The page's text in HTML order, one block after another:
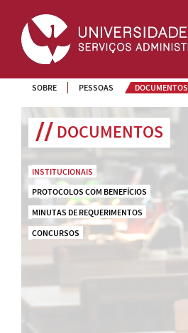
SOBRE PESSOAS DOCUMENTOS
DOCUMENTOS
INSTITUCIONAIS
PROTOCOLOS COM BENEFÍCIOS
MINUTAS DE REQUERIMENTOS
CONCURSOS